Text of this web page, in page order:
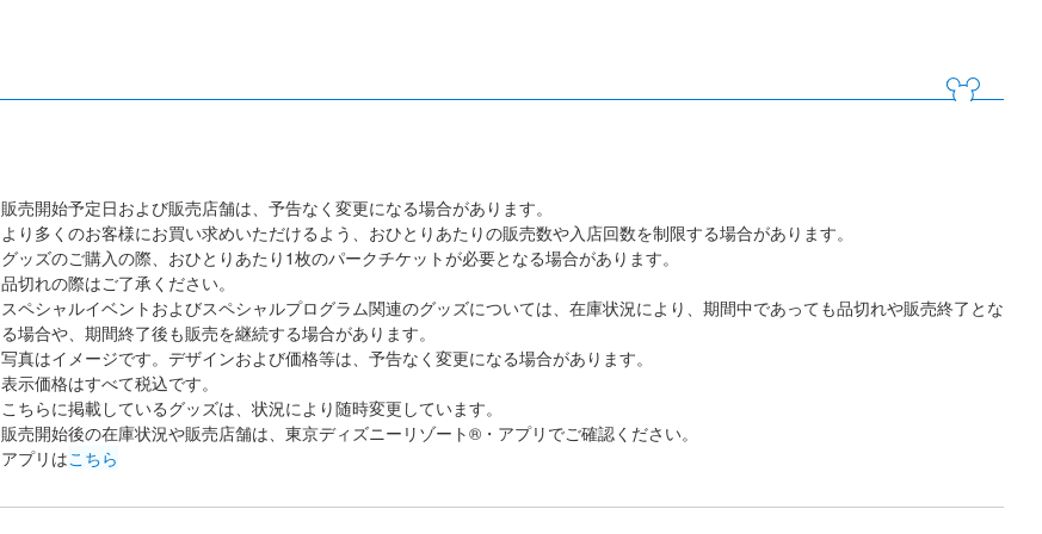
販売開始予定日および販売店舗は、予告なく変更になる場合があります。
より多くのお客様にお買い求めいただけるよう、おひとりあたりの販売数や入店回数を制限する場合があります。
グッズのご購入の際、おひとりあたり1枚のパークチケットが必要となる場合があります。
品切れの際はご了承ください。
スペシャルイベントおよびスペシャルプログラム関連のグッズについては、在庫状況により、期間中であっても品切れや販売終了とな
る場合や、期間終了後も販売を継続する場合があります。
写真はイメージです。デザインおよび価格等は、予告なく変更になる場合があります。
表示価格はすべて税込です。
こちらに掲載しているグッズは、状況により随時変更しています。
販売開始後の在庫状況や販売店舗は、東京ディズニーリゾート®・アプリでご確認ください。
アプリはこちら